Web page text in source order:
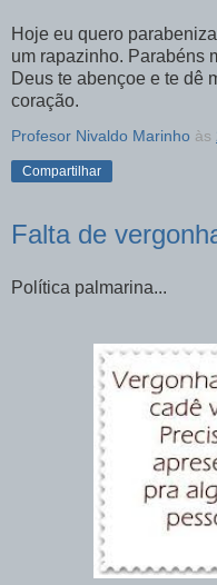
Hoje eu quero
um rapazinho. Parabéns
Deus te abençoe e te dê
coração.
Profesor Nivaldo Marinho às
Compartilhar
Falta de
Política palmarina...